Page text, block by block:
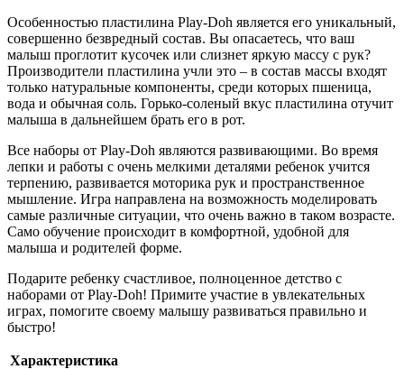
Особенностью пластилина Play-Doh является его уникальный,
совершенно безвредный состав. Вы опасаетесь, что ваш
малыш проглотит кусочек или слизнет яркую массу с рук?
Производители пластилина учли это – в состав массы входят
только натуральные компоненты, среди которых пшеница,
вода и обычная соль. Горько-соленый вкус пластилина отучит
малыша в дальнейшем брать его в рот.
Все наборы от Play-Doh являются развивающими. Во время
лепки и работы с очень мелкими деталями ребенок учится
терпению, развивается моторика рук и пространственное
мышление. Игра направлена на возможность моделировать
самые различные ситуации, что очень важно в таком возрасте.
Само обучение происходит в комфортной, удобной для
малыша и родителей форме.
Подарите ребенку счастливое, полноценное детство с
наборами от Play-Doh! Примите участие в увлекательных
играх, помогите своему малышу развиваться правильно и
быстро!
Характеристика